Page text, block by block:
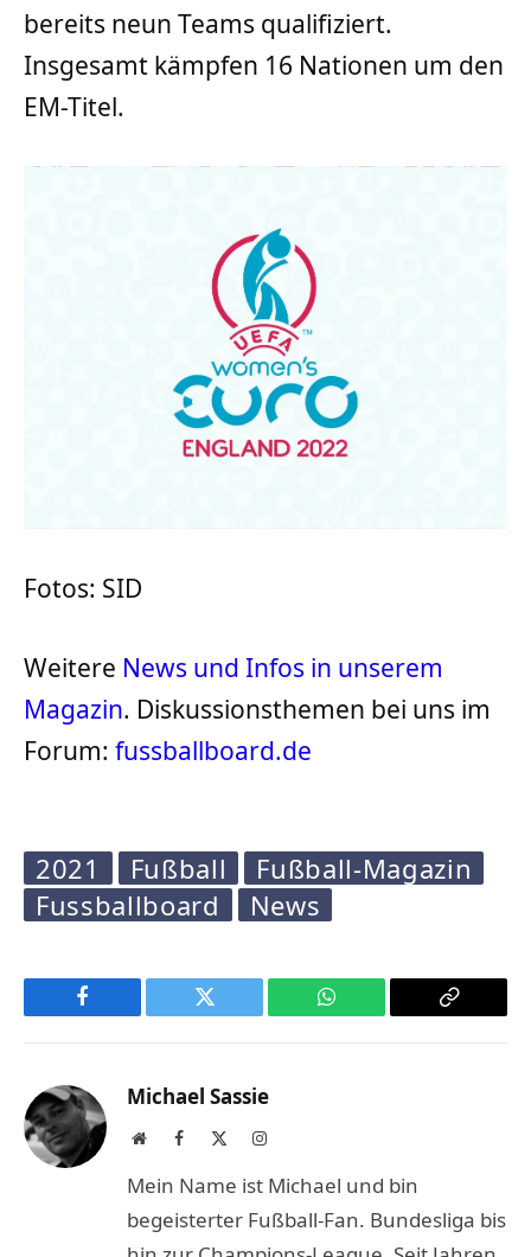
bereits neun Teams qualifiziert.
Insgesamt kämpfen 16 Nationen um den
EM-Titel.
Fotos: SID
Weitere News und Infos in unserem
Magazin. Diskussionsthemen bei uns im
Forum: fussballboard.de
2021 Fußball
Fußball-Magazin
Fussballboard
News
Facebook Twitter WhatsApp
Copy
Michael Sassie
WebsiteFacebook Instagram
Mein Name ist Michael und bin
begeisterter Fußball-Fan. Bundesliga bis